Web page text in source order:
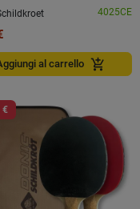
4025CE
al carrello add_shopping_cart
€